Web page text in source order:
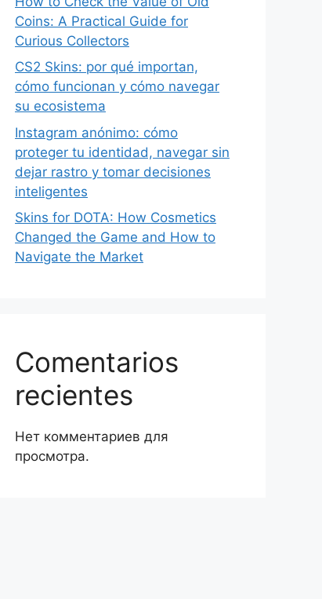
Coins: A Practical Guide for
Curious Collectors
CS2 Skins: por qué importan,
cómo funcionan y cómo navegar
su ecosistema
Instagram anónimo: cómo
proteger tu identidad, navegar sin
dejar rastro y tomar decisiones
inteligentes
Skins for DOTA: How Cosmetics
Changed the Game and How to
Navigate the Market
Comentarios
recientes
Нет комментариев для
просмотра.